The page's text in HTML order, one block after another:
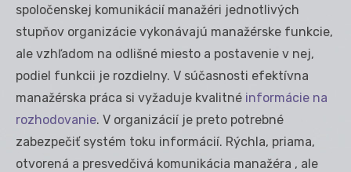
spoločenskej komunikácií manažéri jednotlivých
stupňov organizácie vykonávajú manažérske funkcie,
ale vzhľadom na odlišné miesto a postavenie v nej,
podiel funkcii je rozdielny. V súčasnosti efektívna
manažérska práca si vyžaduje kvalitné informácie na
rozhodovanie. V organizácií je preto potrebné
zabezpečiť systém toku informácií. Rýchla, priama,
otvorená a presvedčivá komunikácia manažéra , ale